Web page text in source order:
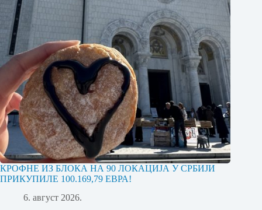
КРОФНЕ ИЗ БЛОКА НА 90 ЛОКАЦИЈА У СРБИЈИ
ПРИКУПИЛЕ 100.169,79 ЕВРА!
6. август 2026.